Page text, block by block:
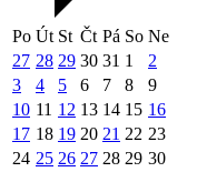
Po Út St Čt Pá So Ne
27 28 29 30 31 1
2
3
4 5 6 7 8
9
10 11 12 13 14 15 16
17 18 19 20 21 22 23
24 25 26 27 28 29 30